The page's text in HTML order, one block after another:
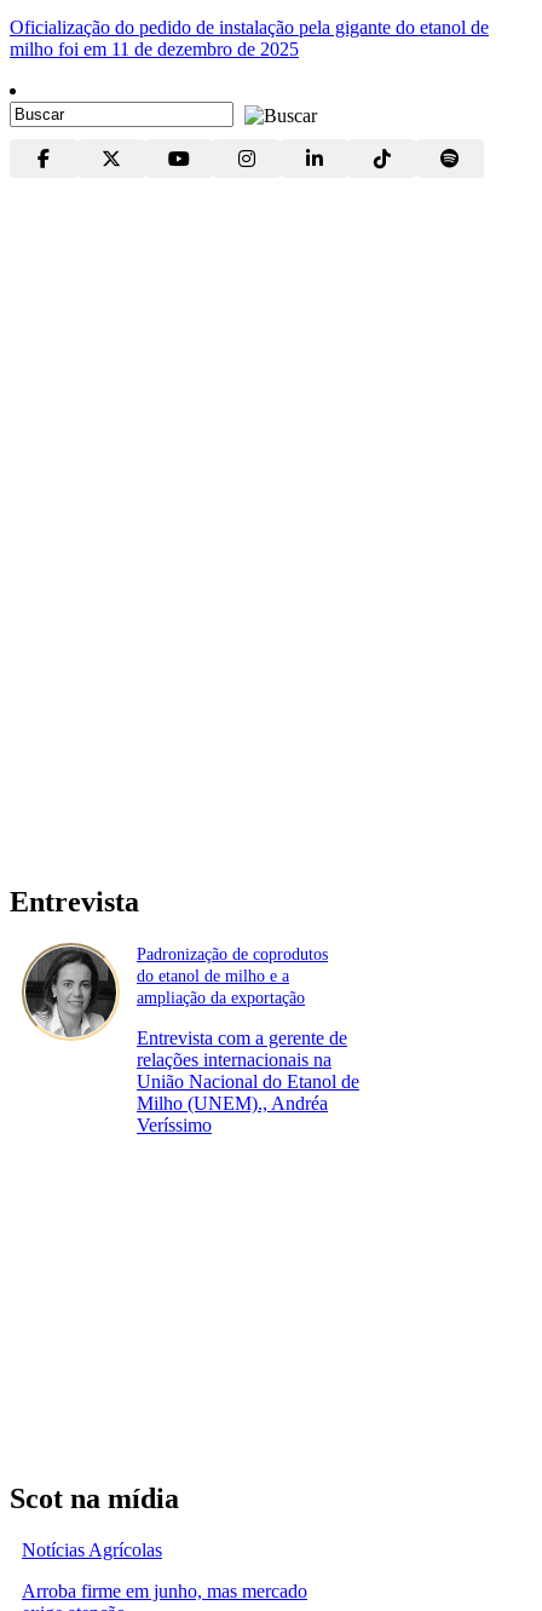
Oficialização do pedido de instalação pela gigante do etanol de
milho foi em 11 de dezembro de 2025
Entrevista
Padronização de coprodutos
do etanol de milho e a
ampliação da exportação
Entrevista com a gerente de
relações internacionais na
União Nacional do Etanol de
Milho (UNEM)., Andréa
Veríssimo
Scot na mídia
Notícias Agrícolas
Arroba firme em junho, mas mercado